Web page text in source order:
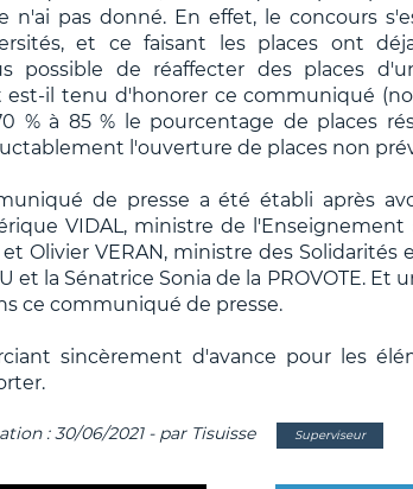
n'ai pas donné. En effet, le concours
et ce faisant les places ont
possible de réaffecter des places
est-il tenu d'honorer ce communiqué
% à 85 % le pourcentage de places
l'ouverture de places non
de presse a été établi après
VIDAL, ministre de
Olivier VERAN, ministre des Solidarités
et la Sénatrice Sonia de la PROVOTE. Et
ce communiqué de presse.
sincèrement d'avance pour les
: 30/06/2021 - par Tisuisse Superviseur